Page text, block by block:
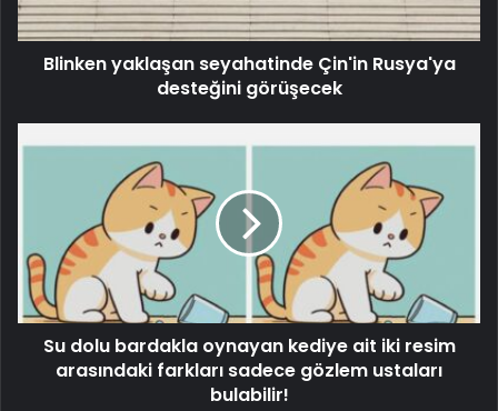
Blinken yaklaşan seyahatinde Çin'in Rusya'ya
desteğini görüşecek
Su dolu bardakla oynayan kediye ait iki resim
arasındaki farkları sadece gözlem ustaları
bulabilir!